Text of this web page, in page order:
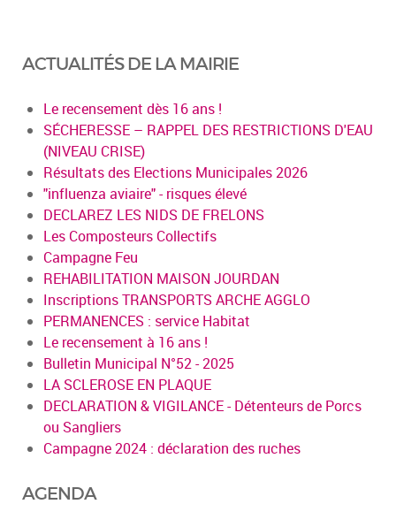
ACTUALITÉS DE LA MAIRIE
Le recensement dès 16 ans !
SÉCHERESSE – RAPPEL DES RESTRICTIONS D'EAU
(NIVEAU CRISE)
Résultats des Elections Municipales 2026
"influenza aviaire" - risques élevé
DECLAREZ LES NIDS DE FRELONS
Les Composteurs Collectifs
Campagne Feu
REHABILITATION MAISON JOURDAN
Inscriptions TRANSPORTS ARCHE AGGLO
PERMANENCES : service Habitat
Le recensement à 16 ans !
Bulletin Municipal N°52 - 2025
LA SCLEROSE EN PLAQUE
DECLARATION & VIGILANCE - Détenteurs de Porcs
ou Sangliers
Campagne 2024 : déclaration des ruches
AGENDA